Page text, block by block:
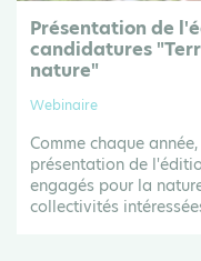
Présentation de
candidatures
nature"
Webinaire
Comme chaque
présentation de
engagés pour la
collectivités